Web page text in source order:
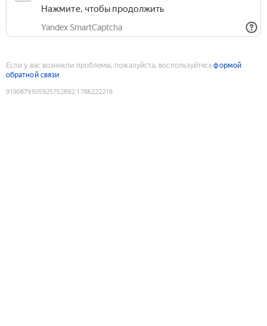
Нажмите, чтобы продолжить
Yandex SmartCaptcha
Если у вас возникли проблемы, пожалуйста, воспользуйтесьформой
обратной связи
9190879505925752892:1786222218